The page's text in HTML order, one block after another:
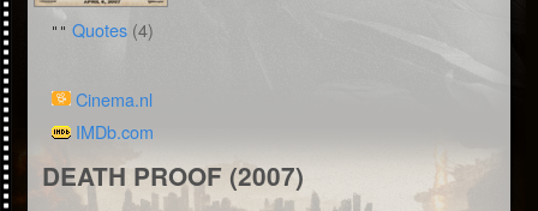
Quotes (4)
Cinema.nl
IMDb.com
DEATH PROOF (2007)